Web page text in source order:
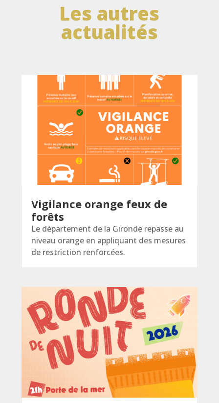
Les autres
actualités
Vigilance orange feux de
forêts
Le département de la Gironde repasse au
niveau orange en appliquant des mesures
de restriction renforcées.